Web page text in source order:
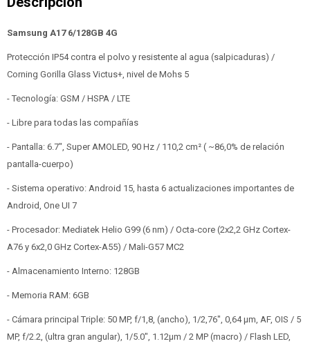
Samsung A17 6/128GB 4G
Protección IP54 contra el polvo y resistente al agua (salpicaduras) /
Corning Gorilla Glass Victus+, nivel de Mohs 5
- Tecnología: GSM / HSPA / LTE
- Libre para todas las compañías
- Pantalla: 6.7", Super AMOLED, 90 Hz / 110,2 cm² ( ~86,0% de relación
pantalla-cuerpo)
- Sistema operativo: Android 15, hasta 6 actualizaciones importantes de
Android, One UI 7
- Procesador: Mediatek Helio G99 (6 nm) / Octa-core (2x2,2 GHz Cortex-
A76 y 6x2,0 GHz Cortex-A55) / Mali-G57 MC2
- Almacenamiento Interno: 128GB
- Memoria RAM: 6GB
- Cámara principal Triple: 50 MP, f/1,8, (ancho), 1/2,76", 0,64 µm, AF, OIS / 5
MP, f/2.2, (ultra gran angular), 1/5.0", 1.12µm / 2 MP (macro) / Flash LED,